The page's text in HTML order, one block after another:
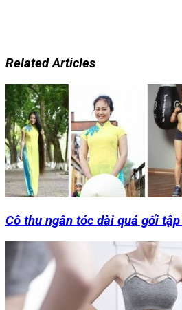
Related Articles
Cô thu ngân tóc dài quá gối